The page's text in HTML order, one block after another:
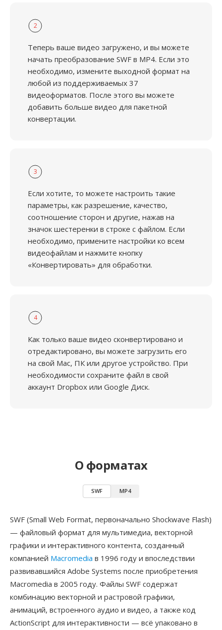
2
Теперь ваше видео загружено, и вы можете
начать преобразование SWF в MP4. Если это
необходимо, измените выходной формат на
любой из поддерживаемых 37
видеоформатов. После этого вы можете
добавить больше видео для пакетной
конвертации.
3
Если хотите, то можете настроить такие
параметры, как разрешение, качество,
соотношение сторон и другие, нажав на
значок шестеренки в строке с файлом. Если
необходимо, примените настройки ко всем
видеофайлам и нажмите кнопку
«Конвертировать» для обработки.
4
Как только ваше видео сконвертировано и
отредактировано, вы можете загрузить его
на свой Mac, ПК или другое устройство. При
необходимости сохраните файл в свой
аккаунт Dropbox или Google Диск.
О форматах
SWF MP4
SWF (Small Web Format, первоначально Shockwave Flash)
— файловый формат для мультимедиа, векторной
графики и интерактивного контента, созданный
компанией Macromedia в 1996 году и впоследствии
развивавшийся Adobe Systems после приобретения
Macromedia в 2005 году. Файлы SWF содержат
комбинацию векторной и растровой графики,
анимаций, встроенного аудио и видео, а также код
ActionScript для интерактивности — всё упаковано в